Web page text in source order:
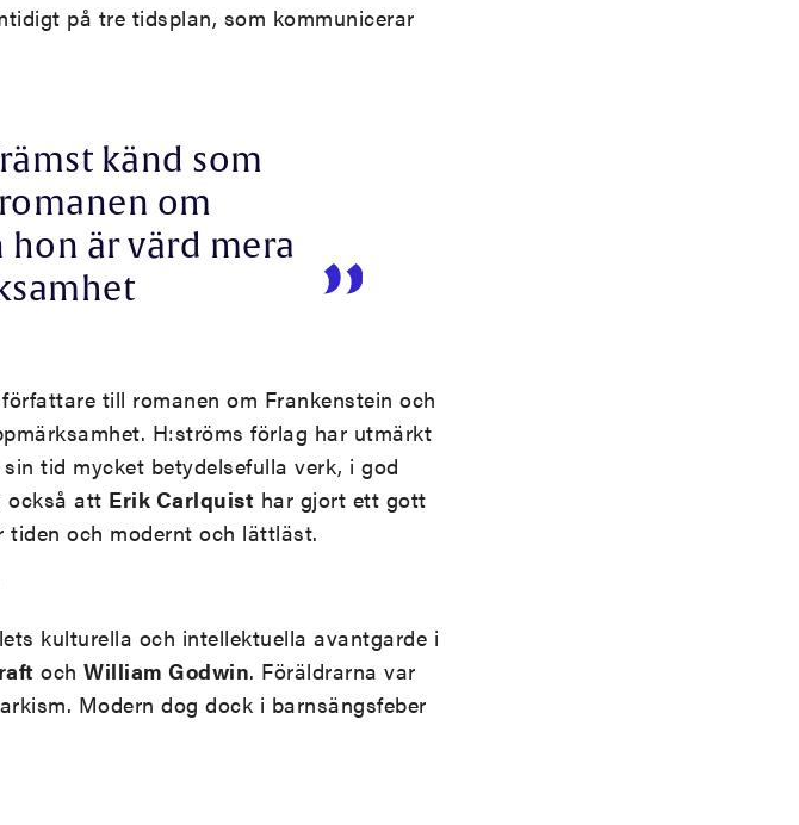
på tre tidsplan, som kommunicerar
känd som
om
är värd mera
till romanen om Frankenstein och
H:ströms förlag har utmärkt
tid mycket betydelsefulla verk, i god
också att Erik Carlquist har gjort ett gott
och modernt och lättläst.
kulturella och intellektuella avantgarde i
och William Godwin. Föräldrarna var
Modern dog dock i barnsängsfeber